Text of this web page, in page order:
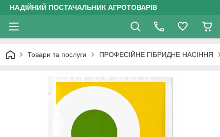
НАДІЙНИЙ ПОСТАЧАЛЬНИК АГРОТОВАРІВ
Товари та послуги ПРОФЕСІЙНЕ ГІБРИДНЕ НАСІННЯ